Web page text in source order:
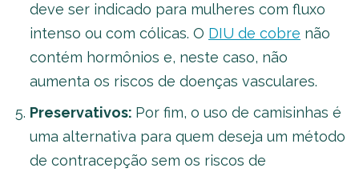
deve ser indicado para mulheres com fluxo
intenso ou com cólicas. O DIU de cobre não
contém hormônios e, neste caso, não
aumenta os riscos de doenças vasculares.
Preservativos: Por fim, o uso de camisinhas é
uma alternativa para quem deseja um método
de contracepção sem os riscos de